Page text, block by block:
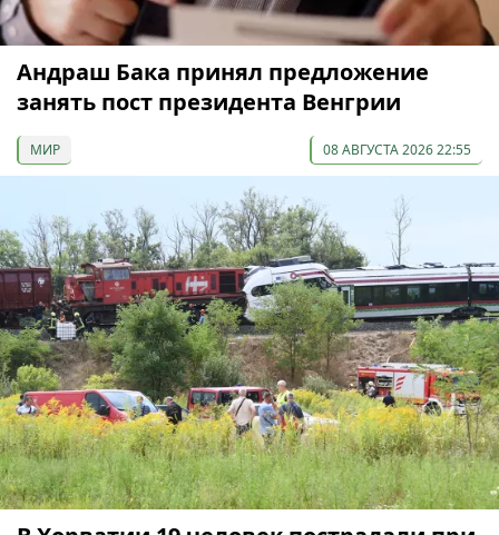
Андраш Бака принял предложение
занять пост президента Венгрии
МИР 08 АВГУСТА 2026 22:55